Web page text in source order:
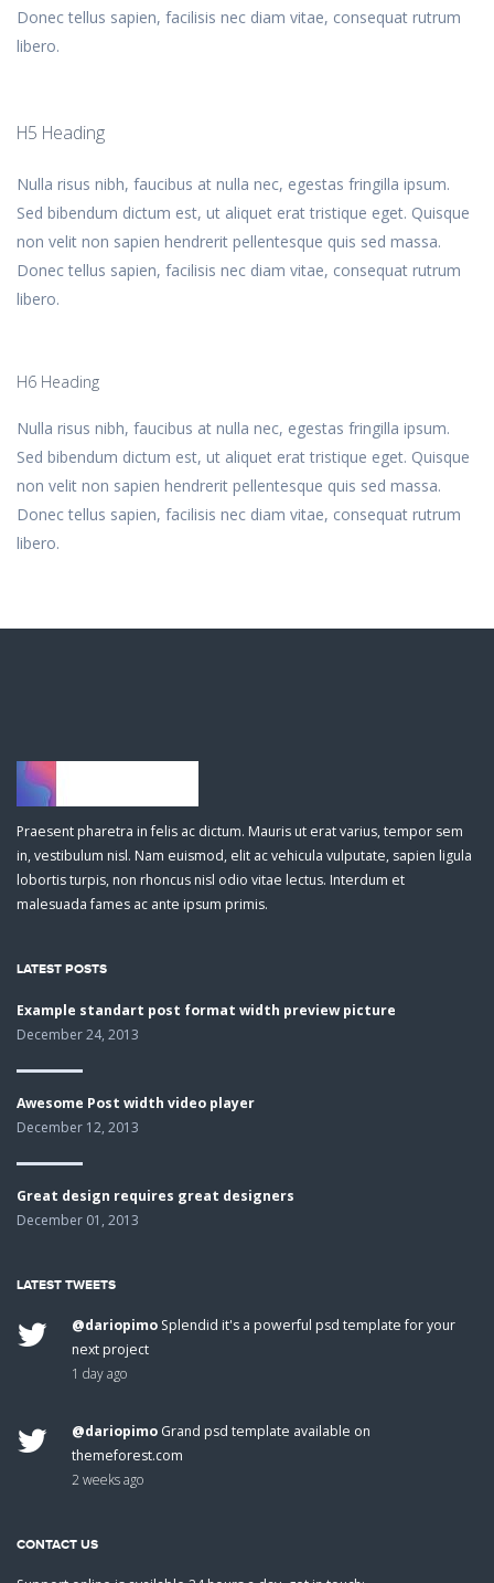
Donec tellus sapien, facilisis nec diam vitae, consequat rutrum
libero.
H5 Heading
Nulla risus nibh, faucibus at nulla nec, egestas fringilla ipsum.
Sed bibendum dictum est, ut aliquet erat tristique eget. Quisque
non velit non sapien hendrerit pellentesque quis sed massa.
Donec tellus sapien, facilisis nec diam vitae, consequat rutrum
libero.
H6 Heading
Nulla risus nibh, faucibus at nulla nec, egestas fringilla ipsum.
Sed bibendum dictum est, ut aliquet erat tristique eget. Quisque
non velit non sapien hendrerit pellentesque quis sed massa.
Donec tellus sapien, facilisis nec diam vitae, consequat rutrum
libero.
Praesent pharetra in felis ac dictum. Mauris ut erat varius, tempor sem
in, vestibulum nisl. Nam euismod, elit ac vehicula vulputate, sapien ligula
lobortis turpis, non rhoncus nisl odio vitae lectus. Interdum et
malesuada fames ac ante ipsum primis.
LATEST POSTS
Example standart post format width preview picture
December 24, 2013
Awesome Post width video player
December 12, 2013
Great design requires great designers
December 01, 2013
LATEST TWEETS
@dariopimo Splendid it's a powerful psd template for your
next project
1 day ago
@dariopimo Grand psd template available on
themeforest.com
2 weeks ago
CONTACT US